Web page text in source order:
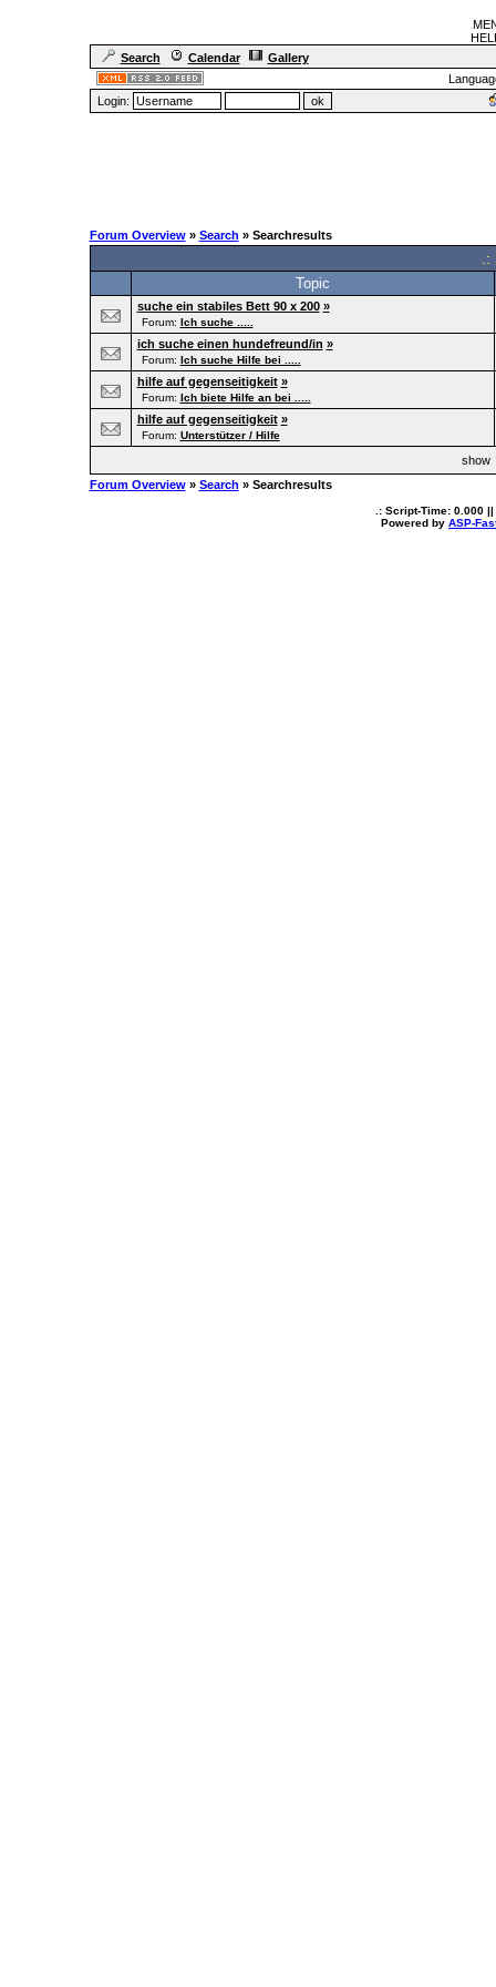
Search
Calendar
Gallery
Login:
Forum Overview» Search » Searchresults
Topic
suche ein stabiles Bett 90 x 200 »
Forum: Ich suche .....
ich suche einen hundefreund/in »
Forum: Ich suche Hilfe bei .....
hilfe auf gegenseitigkeit »
Forum: Ich biete Hilfe an bei .....
hilfe auf gegenseitigkeit »
Forum: Unterstützer / Hilfe
show
Forum Overview» Search » Searchresults
.: Script-Time: 0.000 ||
Powered by ASP-